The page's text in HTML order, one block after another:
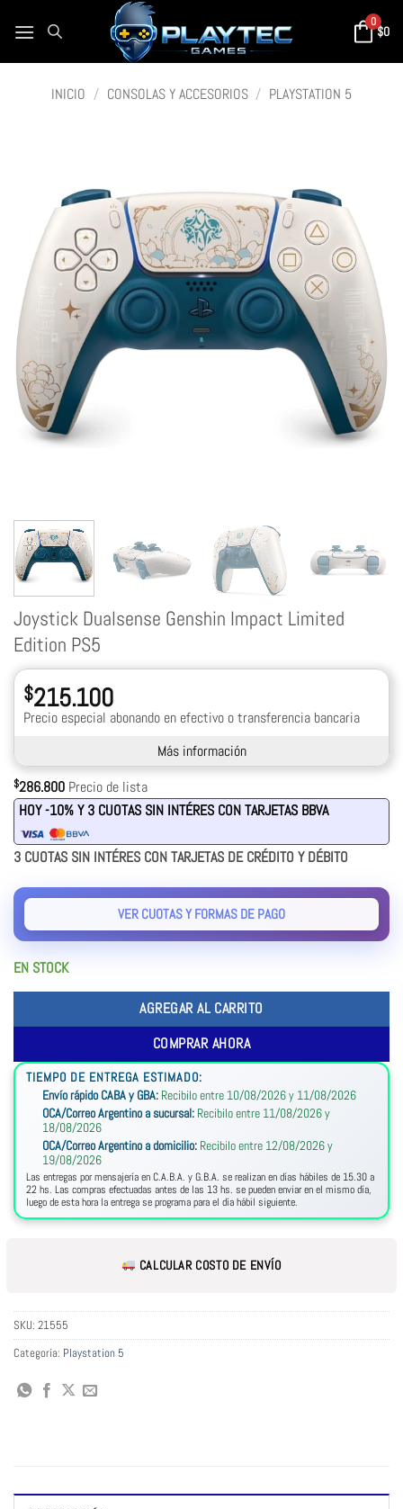
0
$0
INICIO / CONSOLAS Y ACCESORIOS / PLAYSTATION 5
Joystick Dualsense Genshin Impact Limited
Edition PS5
$215.100
Precio especial abonando en efectivo o transferencia bancaria
Más información
$286.800 Precio de lista
HOY -10% Y 3 CUOTAS SIN INTÉRES CON TARJETAS BBVA
3 CUOTAS SIN INTÉRES CON TARJETAS DE CRÉDITO Y DÉBITO
VER CUOTAS Y FORMAS DE PAGO
EN STOCK
AGREGAR AL CARRITO
COMPRAR AHORA
TIEMPO DE ENTREGA ESTIMADO:
Envío rápido CABA y GBA: Recibilo entre 10/08/2026 y 11/08/2026
OCA/Correo Argentino a sucursal: Recibilo entre 11/08/2026 y
18/08/2026
OCA/Correo Argentino a domicilio: Recibilo entre 12/08/2026 y
19/08/2026
Las entregas por mensajería en C.A.B.A. y G.B.A. se realizan en días hábiles de 15.30 a
22 hs. Las compras efectuadas antes de las 13 hs. se pueden enviar en el mismo día,
luego de esta hora la entrega se programa para el día hábil siguiente.
CALCULAR COSTO DE ENVÍO
SKU: 21555
Categoría: Playstation 5